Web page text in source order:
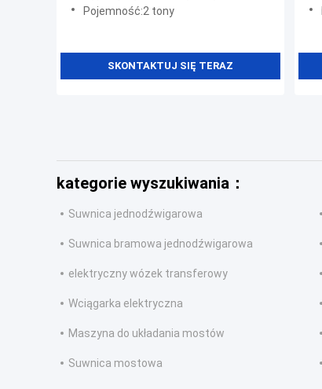
Pojemność:2 tony
SKONTAKTUJ SIĘ TERAZ
kategorie wyszukiwania：
Suwnica jednodźwigarowa
Suwnica bramowa jednodźwigarowa
elektryczny wózek transferowy
Wciągarka elektryczna
Maszyna do układania mostów
Suwnica mostowa